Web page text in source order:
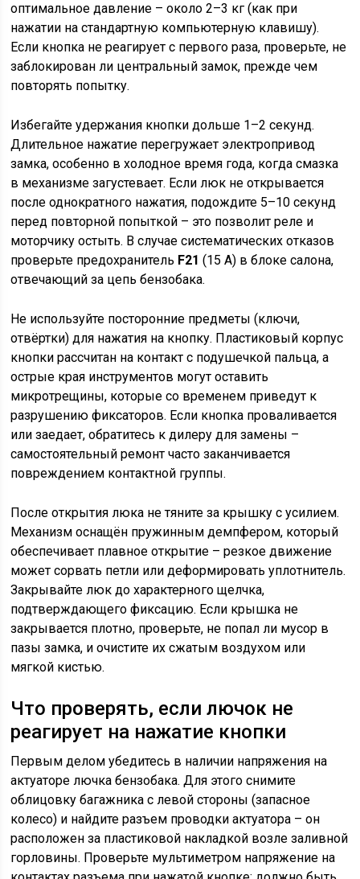
оптимальное давление – около 2–3 кг (как при
нажатии на стандартную компьютерную клавишу).
Если кнопка не реагирует с первого раза, проверьте, не
заблокирован ли центральный замок, прежде чем
повторять попытку.
Избегайте удержания кнопки дольше 1–2 секунд.
Длительное нажатие перегружает электропривод
замка, особенно в холодное время года, когда смазка
в механизме загустевает. Если люк не открывается
после однократного нажатия, подождите 5–10 секунд
перед повторной попыткой – это позволит реле и
моторчику остыть. В случае систематических отказов
проверьте предохранитель F21 (15 А) в блоке салона,
отвечающий за цепь бензобака.
Не используйте посторонние предметы (ключи,
отвёртки) для нажатия на кнопку. Пластиковый корпус
кнопки рассчитан на контакт с подушечкой пальца, а
острые края инструментов могут оставить
микротрещины, которые со временем приведут к
разрушению фиксаторов. Если кнопка проваливается
или заедает, обратитесь к дилеру для замены –
самостоятельный ремонт часто заканчивается
повреждением контактной группы.
После открытия люка не тяните за крышку с усилием.
Механизм оснащён пружинным демпфером, который
обеспечивает плавное открытие – резкое движение
может сорвать петли или деформировать уплотнитель.
Закрывайте люк до характерного щелчка,
подтверждающего фиксацию. Если крышка не
закрывается плотно, проверьте, не попал ли мусор в
пазы замка, и очистите их сжатым воздухом или
мягкой кистью.
Что проверять, если лючок не
реагирует на нажатие кнопки
Первым делом убедитесь в наличии напряжения на
актуаторе лючка бензобака. Для этого снимите
облицовку багажника с левой стороны (запасное
колесо) и найдите разъем проводки актуатора – он
расположен за пластиковой накладкой возле заливной
горловины. Проверьте мультиметром напряжение на